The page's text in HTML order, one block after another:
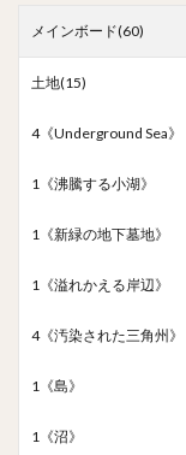
メインボード(60)
土地(15)
4《Underground Sea》
1《沸騰する小湖》
1《新緑の地下墓地》
1《溢れかえる岸辺》
4《汚染された三角州》
1《島》
1《沼》